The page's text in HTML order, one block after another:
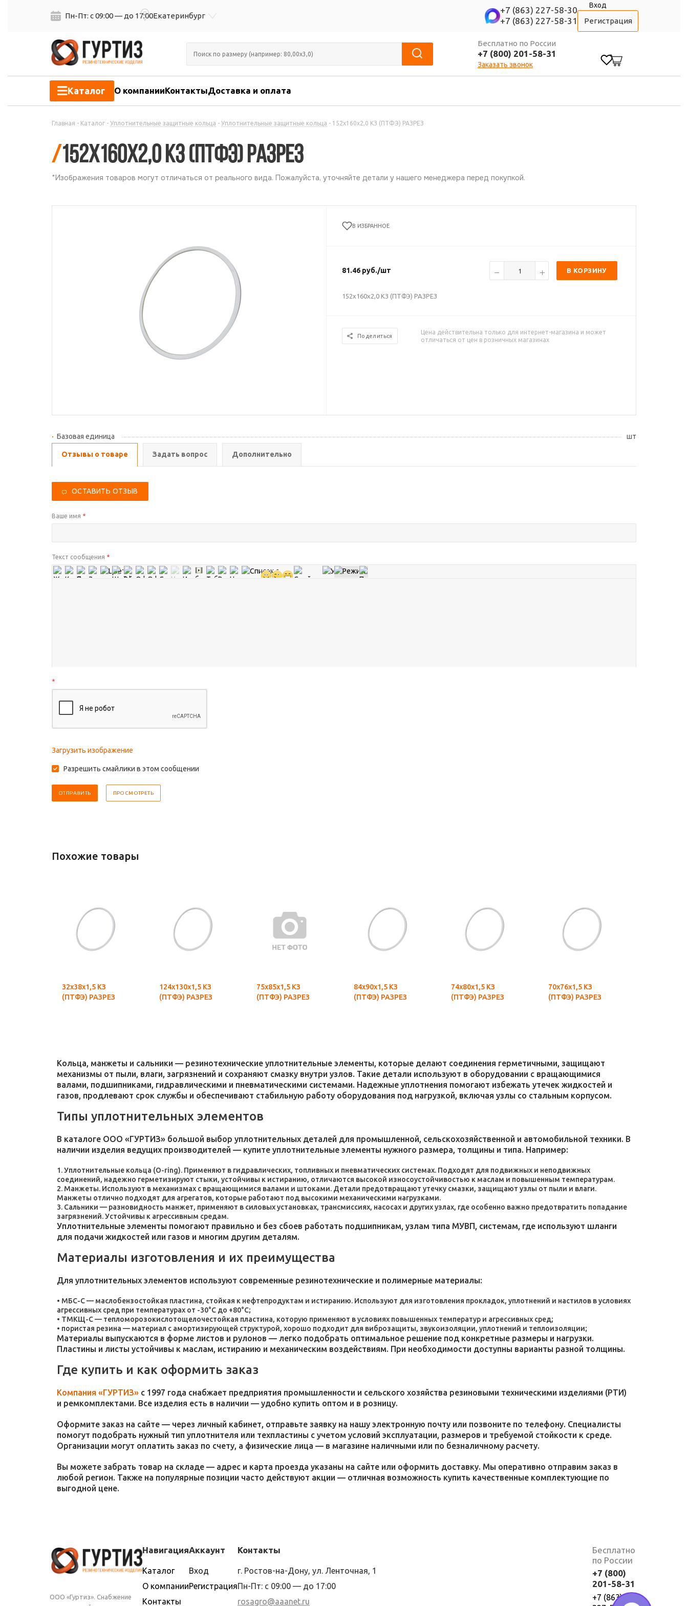
Пн-Пт: с 09:00 — до 17:00Екатеринбург
+7 (863) 227-58-30
+7 (863) 227-58-31
Вход
Регистрация
Бесплатно по России
+7 (800) 201-58-31
Заказать звонок
Каталог О компанииКонтактыДоставка и оплата
Главная - Каталог - Уплотнительные защитные кольца - Уплотнительные защитные кольца - 152х160х2,0 КЗ (ПТФЭ) РАЗРЕЗ
/152х160х2,0 КЗ (ПТФЭ) РАЗРЕЗ
*Изображения товаров могут отличаться от реального вида. Пожалуйста, уточняйте детали у нашего менеджера перед покупкой.
В ИЗБРАННОЕ
81.46руб./шт В КОРЗИНУ
152х160х2,0 КЗ (ПТФЭ) РАЗРЕЗ
Поделиться
Цена действительна только для интернет-магазина и может
отличаться от цен в розничных магазинах
Базовая единица шт
Отзывы о товаре Задать вопрос Дополнительно
ОСТАВИТЬ ОТЗЫВ
Ваше имя *
Текст сообщения *
*
Загрузить изображение
Разрешить смайлики в этом сообщении
Похожие товары
32х38х1,5 КЗ
(ПТФЭ) РАЗРЕЗ
124х130х1,5 КЗ
(ПТФЭ) РАЗРЕЗ
75х85х1,5 КЗ
(ПТФЭ) РАЗРЕЗ
84х90х1,5 КЗ
(ПТФЭ) РАЗРЕЗ
74х80х1,5 КЗ
(ПТФЭ) РАЗРЕЗ
70х76х1,5 КЗ
(ПТФЭ) РАЗРЕЗ
Кольца, манжеты и сальники — резинотехнические уплотнительные элементы, которые делают соединения герметичными, защищают
механизмы от пыли, влаги, загрязнений и сохраняют смазку внутри узлов. Такие детали используют в оборудовании с вращающимися
валами, подшипниками, гидравлическими и пневматическими системами. Надежные уплотнения помогают избежать утечек жидкостей и
газов, продлевают срок службы и обеспечивают стабильную работу оборудования под нагрузкой, включая узлы со стальным корпусом.
Типы уплотнительных элементов
В каталоге ООО «ГУРТИЗ» большой выбор уплотнительных деталей для промышленной, сельскохозяйственной и автомобильной техники. В
наличии изделия ведущих производителей — купите уплотнительные элементы нужного размера, толщины и типа. Например:
Уплотнительные кольца (O-ring). Применяют в гидравлических, топливных и пневматических системах. Подходят для подвижных и неподвижных
соединений, надежно герметизируют стыки, устойчивы к истиранию, отличаются высокой износоустойчивостью к маслам и повышенным температурам.
Манжеты. Используют в механизмах с вращающимися валами и штоками. Детали предотвращают утечку смазки, защищают узлы от пыли и влаги.
Манжеты отлично подходят для агрегатов, которые работают под высокими механическими нагрузками.
Сальники — разновидность манжет, применяют в силовых установках, трансмиссиях, насосах и других узлах, где особенно важно предотвратить попадание
загрязнений. Устойчивы к агрессивным средам.
Уплотнительные элементы помогают правильно и без сбоев работать подшипникам, узлам типа МУВП, системам, где используют шланги
для подачи жидкостей или газов и многим другим деталям.
Материалы изготовления и их преимущества
Для уплотнительных элементов используют современные резинотехнические и полимерные материалы:
МБС-С — маслобензостойкая пластина, стойкая к нефтепродуктам и истиранию. Используют для изготовления прокладок, уплотнений и настилов в условиях
агрессивных сред при температурах от -30°C до +80°C;
ТМКЩ-С — тепломорозокислотощелочестойкая пластина, которую применяют в условиях повышенных температур и агрессивных сред;
пористая резина — материал с амортизирующей структурой, хорошо подходит для виброзащиты, звукоизоляции, уплотнений и теплоизоляции;
Материалы выпускаются в форме листов и рулонов — легко подобрать оптимальное решение под конкретные размеры и нагрузки.
Пластины и листы устойчивы к маслам, истиранию и механическим воздействиям. При необходимости доступны варианты разной толщины.
Где купить и как оформить заказ
Компания «ГУРТИЗ» с 1997 года снабжает предприятия промышленности и сельского хозяйства резиновыми техническими изделиями (РТИ)
и ремкомплектами. Все изделия есть в наличии — удобно купить оптом и в розницу.
Оформите заказ на сайте — через личный кабинет, отправьте заявку на нашу электронную почту или позвоните по телефону. Специалисты
помогут подобрать нужный тип уплотнителя или техпластины с учетом условий эксплуатации, размеров и требуемой стойкости к среде.
Организации могут оплатить заказ по счету, а физические лица — в магазине наличными или по безналичному расчету.
Вы можете забрать товар на складе — адрес и карта проезда указаны на сайте или оформить доставку. Мы оперативно отправим заказ в
любой регион. Также на популярные позиции часто действуют акции — отличная возможность купить качественные комплектующие по
выгодной цене.
ООО «Гуртиз». Снабжение
Навигация
Каталог
О компании
Контакты
Аккаунт
Вход
Регистрация
Контакты
г. Ростов-на-Дону, ул. Ленточная, 1
Пн-Пт: с 09:00 — до 17:00
rosagro@aaanet.ru
Бесплатно
по России
+7 (800)
201-58-31
+7 (863)